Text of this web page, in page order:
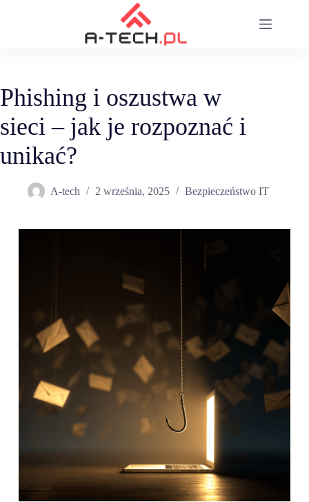
Phishing i oszustwa w
sieci – jak je rozpoznać i
unikać?
A-tech 2 września, 2025 Bezpieczeństwo IT